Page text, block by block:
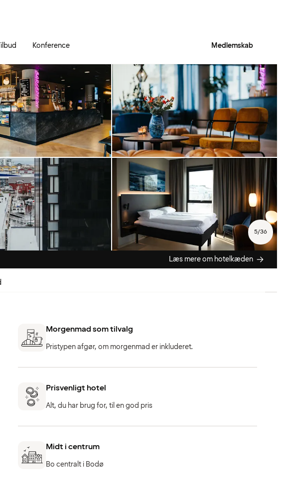
Konference Medlemskab
5/36
Læs mere om hotelkæden
Morgenmad som tilvalg
Pristypen afgør, om morgenmad er inkluderet.
Prisvenligt hotel
Alt, du har brug for, til en god pris
Midt i centrum
Bo centralt i Bodø